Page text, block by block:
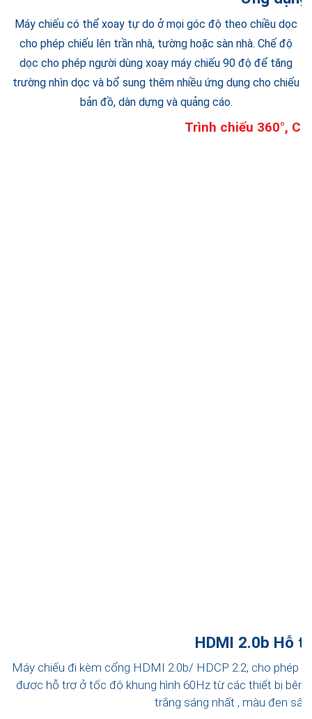
Máy chiếu có thể xoay tự do ở mọi góc độ theo chiều dọc
cho phép chiếu lên trần nhà, tường hoặc sàn nhà. Chế độ
dọc cho phép người dùng xoay máy chiếu 90 độ để tăng
trường nhìn dọc và bổ sung thêm nhiều ứng dụng cho chiếu
bản đồ, dàn dựng và quảng cáo.​
Trình chiếu 360°,
HDMI 2.0b Hỗ
Máy chiếu đi kèm cổng HDMI 2.0b/ HDCP 2.2, cho phép
được hỗ trợ ở tốc độ khung hình 60Hz từ các thiết bị bên
trắng sáng nhất , màu đen